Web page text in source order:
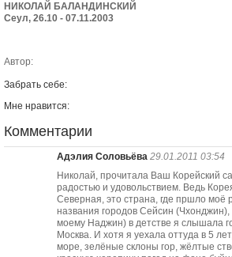
НИКОЛАЙ БАЛАНДИНСКИЙ
Сеул, 26.10 - 07.11.2003
Автор:
Забрать себе:
Мне нравится:
Комментарии
Адэлия Соловьёва 29.01.2011 03:54
Николай, прочитала Ваш Корейский
радостью и удовольствием. Ведь
Северная, это страна, где пршло моё
названия городов Сейсин
моему Наджин) в детстве я слышала
Москва. И хотя я уехала оттуда в 5
море, зелёные склоны гор, жёлтые